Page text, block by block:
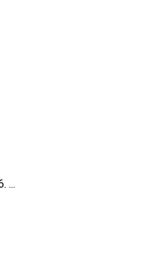
...